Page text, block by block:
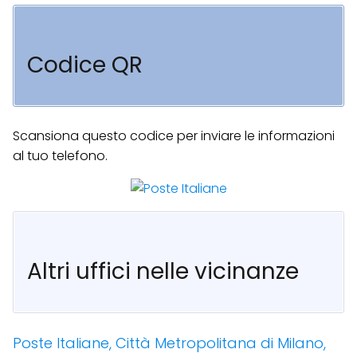
Codice QR
Scansiona questo codice per inviare le informazioni
al tuo telefono.
Altri uffici nelle vicinanze
Poste Italiane, Città Metropolitana di Milano,